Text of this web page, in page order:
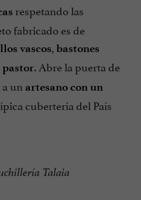
respetando las
fabricado es de
vascos, bastones
pastor. Abre la puerta de
un artesano con un
cubertería del País
Talaia